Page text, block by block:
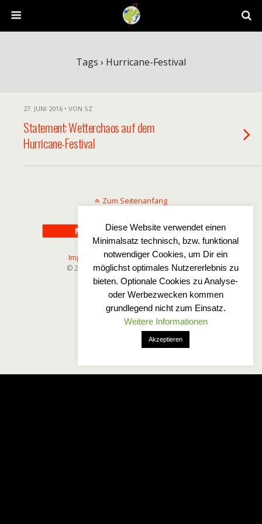
Tags › Hurricane-Festival
27. JUNI 2016 • VON SZ
Statement: Wetterchaos auf dem
Hurricane-Festival
Zum Seitenanfang
Mobil Desktop
Impressum-Disclaimer-Datenschutz
© 2025 Wetterfreaks-Norddeutschland
Diese Website verwendet einen
Minimalsatz technisch, bzw. funktional
notwendiger Cookies, um Dir ein
möglichst optimales Nutzererlebnis zu
bieten. Optionale Cookies zu Analyse-
oder Werbezwecken kommen
grundlegend nicht zum Einsatz.
Weitere Informationen
Akzeptieren